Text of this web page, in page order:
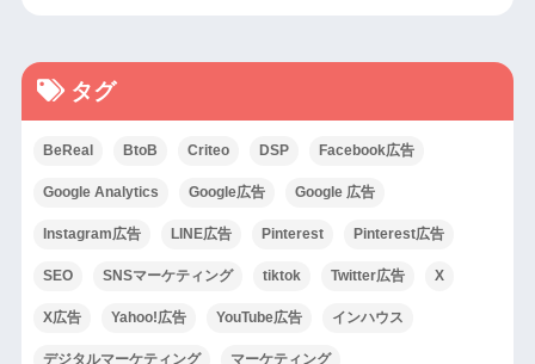
タグ
BeReal BtoB Criteo DSP Facebook広告
Google Analytics Google広告 Google 広告
Instagram広告 LINE広告 Pinterest Pinterest広告
SEO SNSマーケティング tiktok Twitter広告 X
X広告 Yahoo!広告 YouTube広告 インハウス
デジタルマーケティング マーケティング